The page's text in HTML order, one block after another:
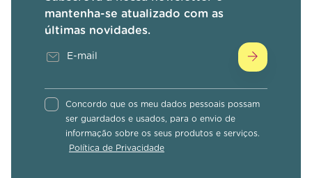
mantenha-se atualizado com as
últimas novidades.
Concordo que os meu dados pessoais possam
ser guardados e usados, para o envio de
informação sobre os seus produtos e serviços.
Política de Privacidade